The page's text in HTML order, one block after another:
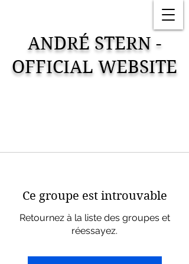
ANDRÉ STERN -
OFFICIAL WEBSITE
Ce groupe est introuvable
Retournez à la liste des groupes et
réessayez.